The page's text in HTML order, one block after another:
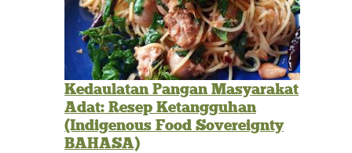
Kedaulatan Pangan Masyarakat
Adat: Resep Ketangguhan
(Indigenous Food Sovereignty
BAHASA)